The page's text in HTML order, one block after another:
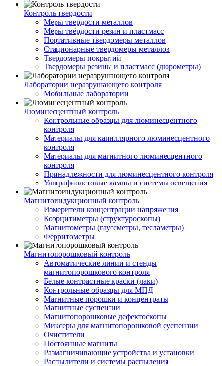
Контроль твердости
Меры твердости металлов
Меры твёрдости резин и пластмасс
Портативные твердомеры металлов
Стационарные твердомеры металлов
Твердомеры покрытий
Твердомеры резины и пластмасс (дюрометры)
Лаборатории неразрушающего контроля
Мобильные лаборатории
Люминесцентный контроль
Контрольные образцы для люминесцентного
контроля
Материалы для капиллярного люминесцентного
контроля
Материалы для магнитного люминесцентного
контроля
Принадлежности для люминесцентного контроля
Ультрафиолетовые лампы и системы освещения
Магнитоиндукционный контроль
Измерители концентрации напряжения
Коэрцитиметры (структуроскопы)
Магнитометры (гауссметры, тесламетры)
Ферритометры
Магнитопорошковый контроль
Автоматические линии и стенды
магнитопорошкового контроля
Белые контрастные краски (лаки)
Контрольные образцы для МПД
Магнитные порошки и концентраты
Магнитные суспензии
Магнитопорошковые дефектоскопы
Миксеры для магнитопорошковой суспензии
Очистители
Постоянные магниты
Размагничивающие устройства и установки
Распылители и системы распыления